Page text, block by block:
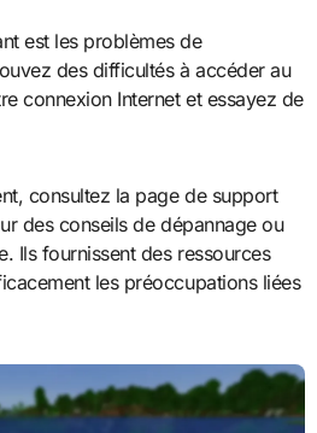
est les problèmes de
des difficultés à accéder au
connexion Internet et essayez de
consultez la page de support
des conseils de dépannage ou
Ils fournissent des ressources
les préoccupations liées